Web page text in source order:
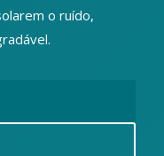
o ruído,